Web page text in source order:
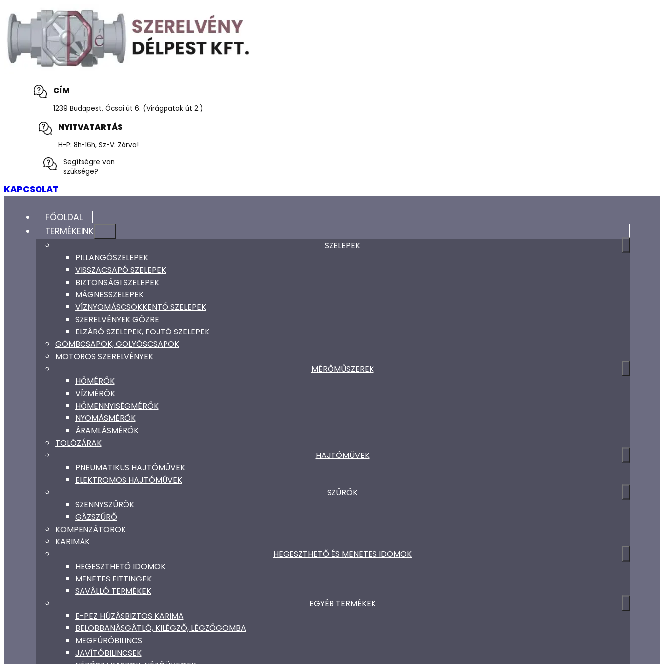
CÍM
1239 Budapest, Ócsai út 6. (Virágpatak út 2.)
NYITVATARTÁS
H-P: 8h-16h, Sz-V: Zárva!
Segítségre van
szüksége?
KAPCSOLAT
FŐOLDAL
TERMÉKEINK
SZELEPEK
PILLANGÓSZELEPEK
VISSZACSAPÓ SZELEPEK
BIZTONSÁGI SZELEPEK
MÁGNESSZELEPEK
VÍZNYOMÁSCSÖKKENTŐ SZELEPEK
SZERELVÉNYEK GŐZRE
ELZÁRÓ SZELEPEK, FOJTÓ SZELEPEK
GÖMBCSAPOK, GOLYÓSCSAPOK
MOTOROS SZERELVÉNYEK
MÉRŐMŰSZEREK
HŐMÉRŐK
VÍZMÉRŐK
HŐMENNYISÉGMÉRŐK
NYOMÁSMÉRŐK
ÁRAMLÁSMÉRŐK
TOLÓZÁRAK
HAJTÓMŰVEK
PNEUMATIKUS HAJTÓMŰVEK
ELEKTROMOS HAJTÓMŰVEK
SZŰRŐK
SZENNYSZŰRŐK
GÁZSZŰRŐ
KOMPENZÁTOROK
KARIMÁK
HEGESZTHETŐ ÉS MENETES IDOMOK
HEGESZTHETŐ IDOMOK
MENETES FITTINGEK
SAVÁLLÓ TERMÉKEK
EGYÉB TERMÉKEK
E-PEZ HÚZÁSBIZTOS KARIMA
BELOBBANÁSGÁTLÓ, KILÉGZŐ, LÉGZŐGOMBA
MEGFÚRÓBILINCS
JAVÍTÓBILINCSEK